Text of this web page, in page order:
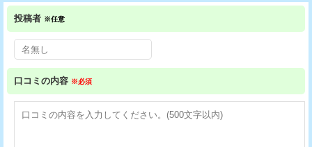
投稿者 ※任意
口コミの内容 ※必須